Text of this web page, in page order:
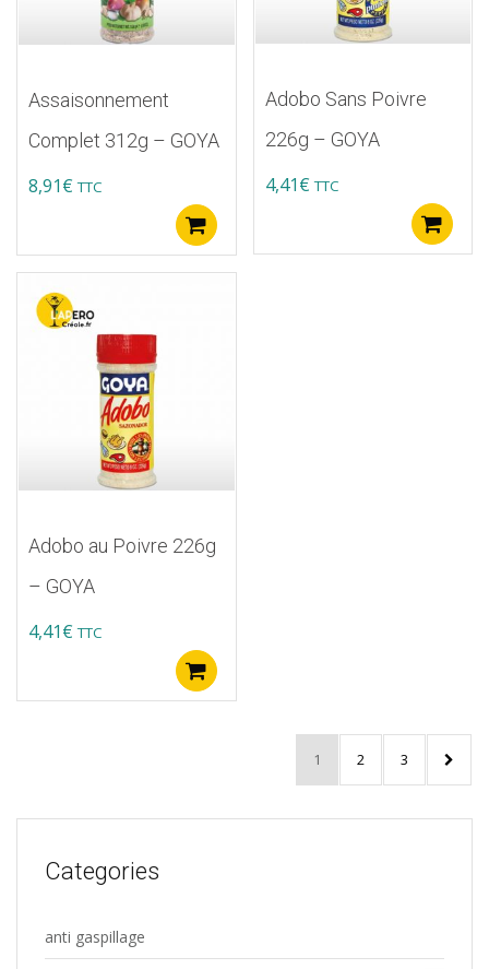
Assaisonnement
Complet 312g – GOYA
8,91€ TTC
Adobo Sans Poivre
226g – GOYA
4,41€ TTC
Adobo au Poivre 226g
– GOYA
4,41€ TTC
1 2 3
Categories
anti gaspillage